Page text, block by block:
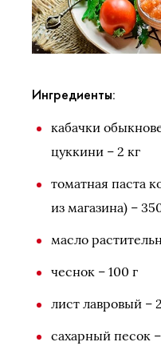
Ингредиенты:
кабачки
цуккини – 2 кг
томатная паста
из магазина) –
масло
чеснок – 100 г
лист лавровый –
сахарный песок